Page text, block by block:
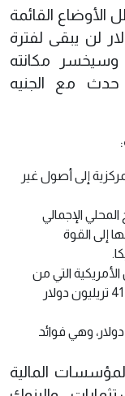
القائمة
لن يبقى لفترة
وسيخسر مكانته
حدث مع الجنيه
إلى أصول غير
الإجمالي
إلى القوة
الأمريكية التي من
المنتظر أن تصل بنهاية عام 2026 إلى أكثر من 41 تريليون دولار
ستصل إلى 1.5 تريليون دولار، وهي فوائد
المالية